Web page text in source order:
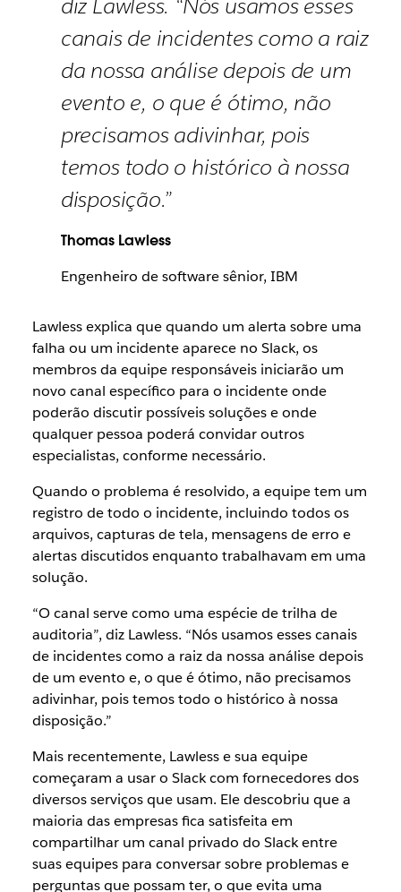
canais de incidentes como a raiz
da nossa análise depois de um
evento e, o que é ótimo, não
precisamos adivinhar, pois
temos todo o histórico à nossa
disposição.”
Thomas Lawless
Engenheiro de software sênior, IBM
Lawless explica que quando um alerta sobre uma
falha ou um incidente aparece no Slack, os
membros da equipe responsáveis iniciarão um
novo canal específico para o incidente onde
poderão discutir possíveis soluções e onde
qualquer pessoa poderá convidar outros
especialistas, conforme necessário.
Quando o problema é resolvido, a equipe tem um
registro de todo o incidente, incluindo todos os
arquivos, capturas de tela, mensagens de erro e
alertas discutidos enquanto trabalhavam em uma
solução.
“O canal serve como uma espécie de trilha de
auditoria”, diz Lawless. “Nós usamos esses canais
de incidentes como a raiz da nossa análise depois
de um evento e, o que é ótimo, não precisamos
adivinhar, pois temos todo o histórico à nossa
disposição.”
Mais recentemente, Lawless e sua equipe
começaram a usar o Slack com fornecedores dos
diversos serviços que usam. Ele descobriu que a
maioria das empresas fica satisfeita em
compartilhar um canal privado do Slack entre
suas equipes para conversar sobre problemas e
perguntas que possam ter, o que evita uma